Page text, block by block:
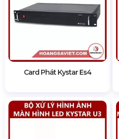
Card Phát Kystar Es4